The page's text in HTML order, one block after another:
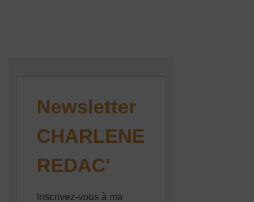
Newsletter
CHARLENE
REDAC'
Inscrivez-vous à ma